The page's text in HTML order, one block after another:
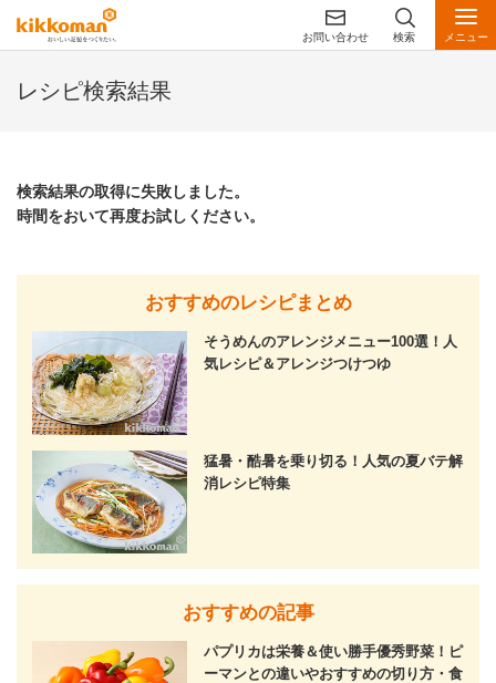
お問い合わせ 検索 メニュー
レシピ検索結果
検索結果の取得に失敗しました。
時間をおいて再度お試しください。
おすすめのレシピまとめ
そうめんのアレンジメニュー100選！人
気レシピ＆アレンジつけつゆ
猛暑・酷暑を乗り切る！人気の夏バテ解
消レシピ特集
おすすめの記事
パプリカは栄養＆使い勝手優秀野菜！ピ
ーマンとの違いやおすすめの切り方・食